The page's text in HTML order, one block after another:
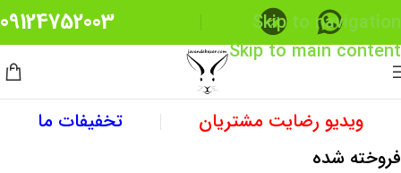
Skip to navigation
Skip to main content
09124752003
ویدیو رضایت مشتریان
تخفیفات ما
فروخته شده